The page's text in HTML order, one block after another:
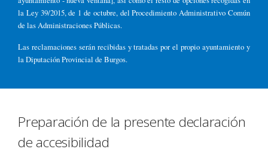
la Ley 39/2015, de 1 de octubre, del Procedimiento Administrativo Común
de las Administraciones Públicas.
Las reclamaciones serán recibidas y tratadas por el propio ayuntamiento y
la Diputación Provincial de Burgos.
Preparación de la presente declaración
de accesibilidad